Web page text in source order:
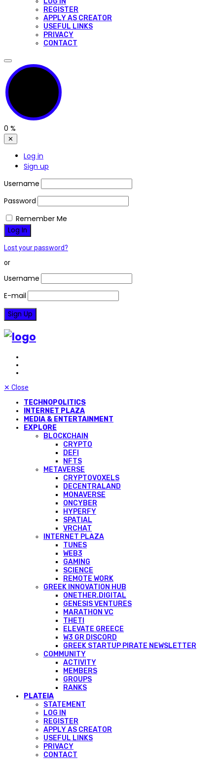
REGISTER
APPLY AS CREATOR
USEFUL LINKS
PRIVACY
CONTACT
0 %
✕
Log in
Sign up
Username
Password
Remember Me
Lost your password?
or
Username
E-mail
✕ Close
TECHNOPOLITICS
INTERNET PLAZA
MEDIA & ENTERTAINMENT
EXPLORE
BLOCKCHAIN
CRYPTO
DEFI
NFTS
METAVERSE
CRYPTOVOXELS
DECENTRALAND
MONAVERSE
ONCYBER
HYPERFY
SPATIAL
VRCHAT
INTERNET PLAZA
TUNES
WEB3
GAMING
SCIENCE
REMOTE WORK
GREEK INNOVATION HUB
ONETHER.DIGITAL
GENESIS VENTURES
MARATHON VC
THETI
ELEVATE GREECE
W3 GR DISCORD
GREEK STARTUP PIRATE NEWSLETTER
COMMUNITY
ACTIVITY
MEMBERS
GROUPS
RANKS
PLATEIA
STATEMENT
LOG IN
REGISTER
APPLY AS CREATOR
USEFUL LINKS
PRIVACY
CONTACT